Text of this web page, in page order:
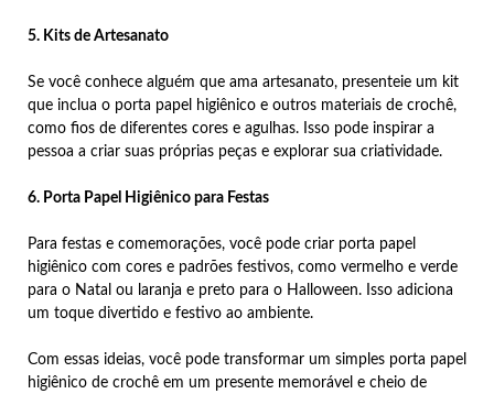
5. Kits de Artesanato
Se você conhece alguém que ama artesanato, presenteie um kit
que inclua o porta papel higiênico e outros materiais de crochê,
como fios de diferentes cores e agulhas. Isso pode inspirar a
pessoa a criar suas próprias peças e explorar sua criatividade.
6. Porta Papel Higiênico para Festas
Para festas e comemorações, você pode criar porta papel
higiênico com cores e padrões festivos, como vermelho e verde
para o Natal ou laranja e preto para o Halloween. Isso adiciona
um toque divertido e festivo ao ambiente.
Com essas ideias, você pode transformar um simples porta papel
higiênico de crochê em um presente memorável e cheio de